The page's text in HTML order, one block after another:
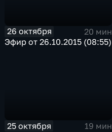
26 октября
20 мин
Эфир от 26.10.2015 (08:55)
25 октября
19 мин